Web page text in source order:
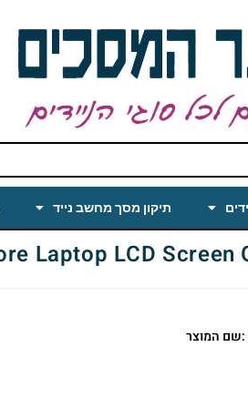
תיקון מסך מחשב נייד
:שם המוצר